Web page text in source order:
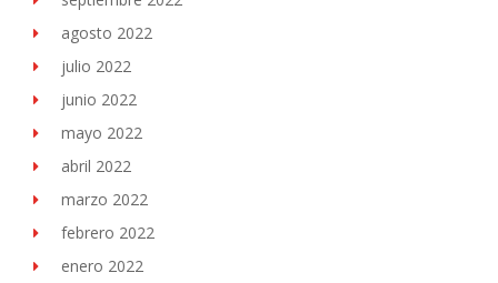
agosto 2022
julio 2022
junio 2022
mayo 2022
abril 2022
marzo 2022
febrero 2022
enero 2022